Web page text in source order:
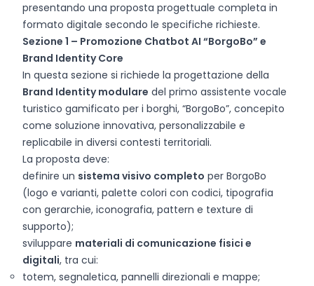
presentando una proposta progettuale completa in
formato digitale secondo le specifiche richieste.
Sezione 1 – Promozione Chatbot AI “BorgoBo” e
Brand Identity Core
In questa sezione si richiede la progettazione della
Brand Identity modulare del primo assistente vocale
turistico gamificato per i borghi, “BorgoBo”, concepito
come soluzione innovativa, personalizzabile e
replicabile in diversi contesti territoriali.
La proposta deve:
definire un sistema visivo completo per BorgoBo
(logo e varianti, palette colori con codici, tipografia
con gerarchie, iconografia, pattern e texture di
supporto);
sviluppare materiali di comunicazione fisici e
digitali, tra cui:
totem, segnaletica, pannelli direzionali e mappe;